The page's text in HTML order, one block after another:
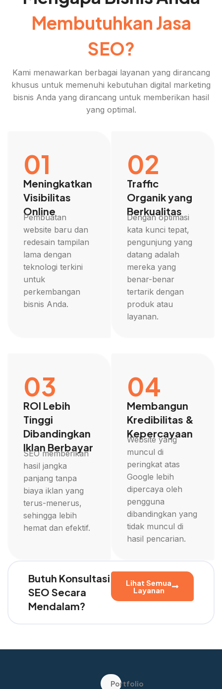
Membutuhkan Jasa
SEO?
Kami menawarkan berbagai layanan yang dirancang
khusus untuk memenuhi kebutuhan digital marketing
bisnis Anda yang dirancang untuk memberikan hasil
yang optimal.
01
Meningkatkan
Visibilitas
Online
Pembuatan
website baru dan
redesain tampilan
lama dengan
teknologi terkini
untuk
perkembangan
bisnis Anda.
02
Traffic
Organik yang
Berkualitas
Dengan optimasi
kata kunci tepat,
pengunjung yang
datang adalah
mereka yang
benar-benar
tertarik dengan
produk atau
layanan.
03
ROI Lebih
Tinggi
Dibandingkan
Iklan Berbayar
SEO memberikan
hasil jangka
panjang tanpa
biaya iklan yang
terus-menerus,
sehingga lebih
hemat dan efektif.
04
Membangun
Kredibilitas &
Kepercayaan
Website yang
muncul di
peringkat atas
Google lebih
dipercaya oleh
pengguna
dibandingkan yang
tidak muncul di
hasil pencarian.
Butuh Konsultasi
SEO Secara
Mendalam?
Lihat Semua
Layanan
Portfolio